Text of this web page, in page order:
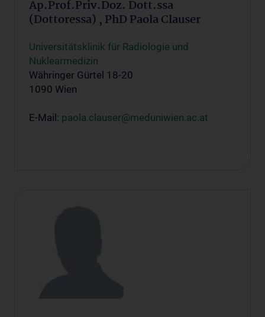
Ap.Prof.Priv.Doz. Dott.ssa
(Dottoressa) , PhD Paola Clauser
Universitätsklinik für Radiologie und
Nuklearmedizin
Währinger Gürtel 18-20
1090 Wien
E-Mail: paola.clauser@meduniwien.ac.at